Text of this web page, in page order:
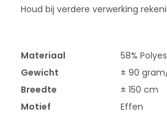
Houd bij verdere verwerking
Materiaal
58%
Gewicht
± 90
Breedte
± 150 cm
Motief
Effen